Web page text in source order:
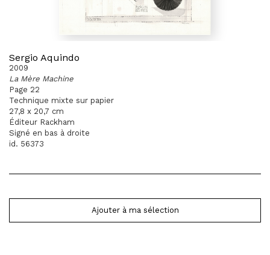
Sergio Aquindo
2009
La Mère Machine
Page 22
Technique mixte sur papier
27,8 x 20,7 cm
Éditeur Rackham
Signé en bas à droite
id. 56373
Ajouter à ma sélection